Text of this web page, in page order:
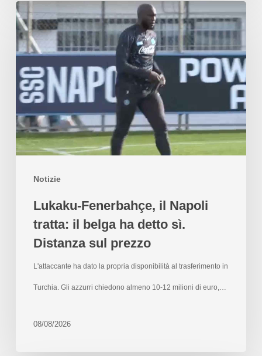
Notizie
Lukaku-Fenerbahçe, il Napoli
tratta: il belga ha detto sì.
Distanza sul prezzo
L'attaccante ha dato la propria disponibilità al trasferimento in
Turchia. Gli azzurri chiedono almeno 10-12 milioni di euro,…
08/08/2026